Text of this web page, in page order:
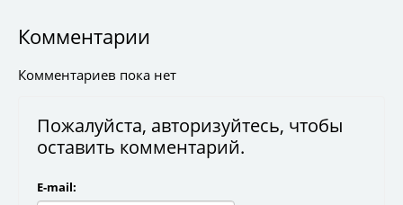
Комментарии
Комментариев пока нет
Пожалуйста, авторизуйтесь, чтобы
оставить комментарий.
E-mail: